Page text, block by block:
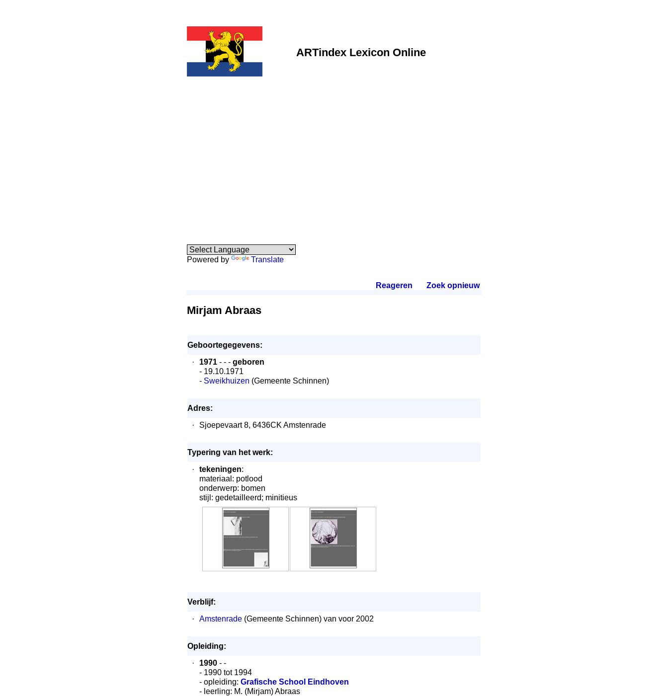
ARTindex Lexicon Online
Powered by Translate
Reageren Zoek opnieuw.
Mirjam Abraas
Geboortegegevens:
·
1971 - - - geboren
- 19.10.1971
- Sweikhuizen (Gemeente Schinnen)
Adres:
·
Sjoepevaart 8, 6436CK Amstenrade
Typering van het werk:
·
tekeningen:
materiaal: potlood
onderwerp: bomen
stijl: gedetailleerd; minitieus
Verblijf:
·
Amstenrade (Gemeente Schinnen) van voor 2002
Opleiding:
·
1990 - -
- 1990 tot 1994
- opleiding: Grafische School Eindhoven
- leerling: M. (Mirjam) Abraas